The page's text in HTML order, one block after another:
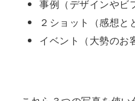
事例（デザインやビ
２ショット（感想と
イベント（大勢のお